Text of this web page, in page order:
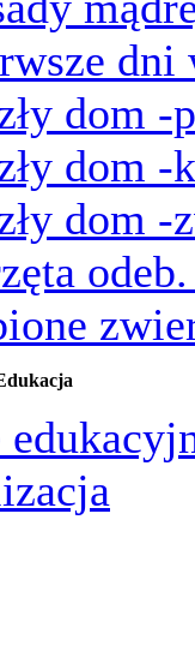
dni
dom -
dom -
dom -